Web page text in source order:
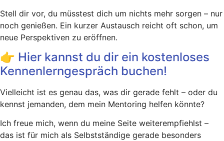
Stell dir vor, du müsstest dich um nichts mehr sorgen – nur
noch genießen. Ein kurzer Austausch reicht oft schon, um
neue Perspektiven zu eröffnen.
👉 Hier kannst du dir ein kostenloses
Kennenlerngespräch buchen!
Vielleicht ist es genau das, was dir gerade fehlt – oder du
kennst jemanden, dem mein Mentoring helfen könnte?
Ich freue mich, wenn du meine Seite weiterempfiehlst –
das ist für mich als Selbstständige gerade besonders